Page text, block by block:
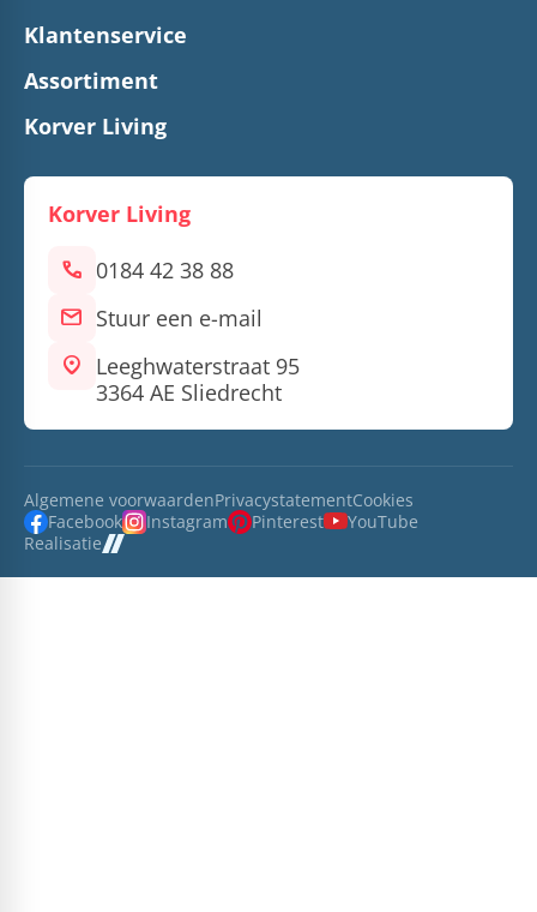
Klantenservice
Assortiment
Korver Living
Korver Living
call 0184 42 38 88
mail Stuur een e-mail
location_on Leeghwaterstraat 95
3364 AE Sliedrecht
Algemene voorwaardenPrivacystatementCookies
Facebook
Instagram Pinterest
YouTube
Realisatie